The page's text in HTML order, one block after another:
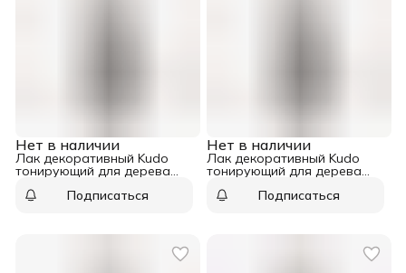
Нет в наличии
Лак декоративный Kudo
тонирующий для дерева
Подписаться
Нет в наличии
Лак декоративный Kudo
тонирующий для дерева
Подписаться